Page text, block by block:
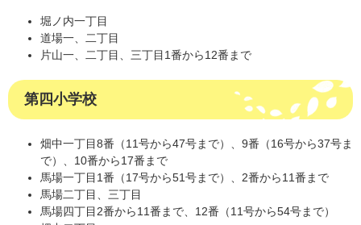
堀ノ内一丁目
道場一、二丁目
片山一、二丁目、三丁目1番から12番まで
第四小学校
畑中一丁目8番（11号から47号まで）、9番（16号から37号ま
で）、10番から17番まで
馬場一丁目1番（17号から51号まで）、2番から11番まで
馬場二丁目、三丁目
馬場四丁目2番から11番まで、12番（11号から54号まで）